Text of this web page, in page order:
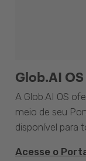
Glob.AI OS
A Glob.AI OS
meio de seu
disponível para
Acesse o